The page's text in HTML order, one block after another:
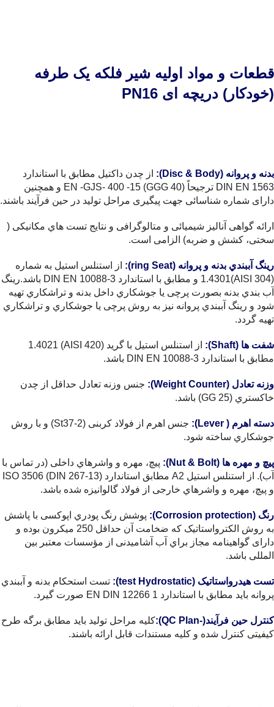
قطعات و مواد اولیه شیر فلکه یک طرفه
(خودکار) دریچه ای PN16
بدنه و پروانه (Disc & Body):
از چدن داکتیل مطابق با استاندارد
1563 DIN EN ترجیحاً (40 GGG) EN -GJS- 400 -15 و همچنین
دارای شماره شناسائی جهت پیگیری مراحل تولید در حین فرآیند باشند.
ارائه گواهی آنالیز شیمیائی و متالوگرافی و نتایج تست هاي مکانیکی (
سختی، کشش و ضربه) الزامی است.
رینگ آببندي بدنه و پروانه (ring Seat):
از استنلس استیل به شماره
(304 AISI)1.4301 و مطابق با استاندارد 3-10088 DIN EN باشد.رینگ
آب بندي بدنه بصورت پرچی یا جوشکاري داخل بدنه و تراشکاري تهیه
شود و رینگ آببندي پروانه نیز به روش پرچی یا جوشکاري و تراشکاري
تهیه گردد.
شفت ها (Shaft):
از استنلس استیل با گرید (420 AISI) 1.4021
مطابق با استاندارد 3-10088 DIN EN باشد.
وزنه تعادل (Weight Counter):
جنس وزنه تعادل حداقل از چدن
خاکستري (GG 25) باشد.
دسته اهرم ( Lever):
جنس اهرم از فولاد کربنی (St37-2) و با روش
جوشکاري ساخته شود.
پیچ و مهره ها (Nut & Bolt):
پیچ، مهره و واشرهاي داخلی (در تماس با
آب). از استنلس استیل A2 مطابق استاندارد (13-267 DIN) ISO 3506
و پیچ، مهره و واشرهاي خارجی از فولاد گالوانیزه شده باشد.
رنگ (Corrosion protection):
پوشش رنگ پودري اپوکسی با پاشش
به روش الکترواستاتیک که ضخامت آن حداقل 250 میکرون بوده و
دارای گواهینامه مجاز براي آب آشامیدنی از مؤسسات معتبر بین
المللی باشد.
تست هیدرواستاتیک (test Hydrostatic):
تست استحکام بدنه و آببندي
پروانه باید مطابق با استاندارد 1 12266 EN DIN صورت گیرد.
کنترل حین فرآیند(-QCPlan
):کلیه مراحل تولید باید مطابق برگه طرح
کیفیتی کنترل شده و کلیه مستندات قابل ارائه باشند.